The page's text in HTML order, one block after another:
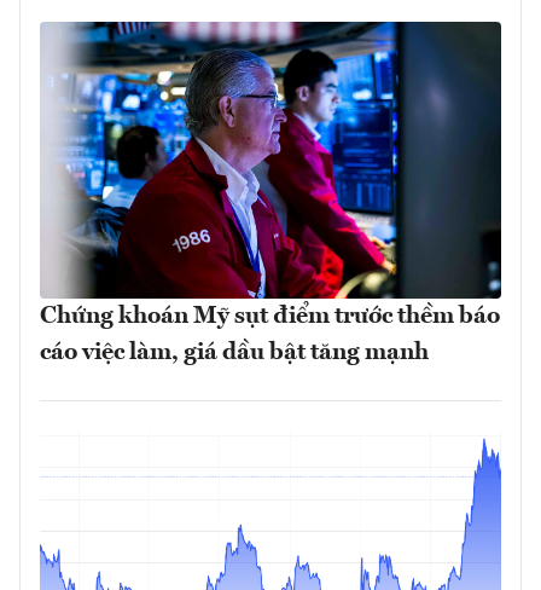
Chứng khoán Mỹ sụt điểm trước thềm báo
cáo việc làm, giá dầu bật tăng mạnh